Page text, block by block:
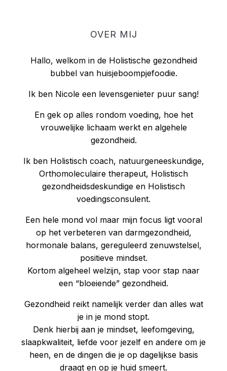
OVER MIJ
Hallo, welkom in de Holistische gezondheid
bubbel van huisjeboompjefoodie.
Ik ben Nicole een levensgenieter puur sang!
En gek op alles rondom voeding, hoe het
vrouwelijke lichaam werkt en algehele
gezondheid.
Ik ben Holistisch coach, natuurgeneeskundige,
Orthomoleculaire therapeut, Holistisch
gezondheidsdeskundige en Holistisch
voedingsconsulent.
Een hele mond vol maar mijn focus ligt vooral
op het verbeteren van darmgezondheid,
hormonale balans, gereguleerd zenuwstelsel,
positieve mindset.
Kortom algeheel welzijn, stap voor stap naar
een “bloeiende” gezondheid.
Gezondheid reikt namelijk verder dan alles wat
je in je mond stopt.
Denk hierbij aan je mindset, leefomgeving,
slaapkwaliteit, liefde voor jezelf en andere om je
heen, en de dingen die je op dagelijkse basis
draagt en op je huid smeert.